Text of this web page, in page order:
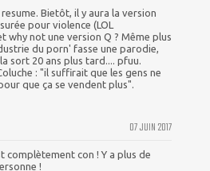
Bietôt, il y aura la version
pour violence (LOL
why not une version Q ? Même plus
du porn' fasse une parodie,
sort 20 ans plus tard.... pfuu.
: "il suffirait que les gens ne
que ça se vendent plus".
07 JUIN 2017
complètement con ! Y a plus de
!